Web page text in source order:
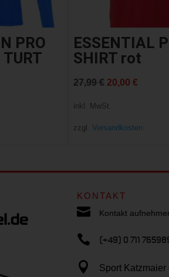
PRO
TURT
ESSENTIAL
SHIRT rot
27,99€ Ursprünglicher
20,00€
inkl. MwSt.
zzgl. Versandkosten
KONTAKT
 Kontakt
 (+49) 0 711
 Sport Katzmaier